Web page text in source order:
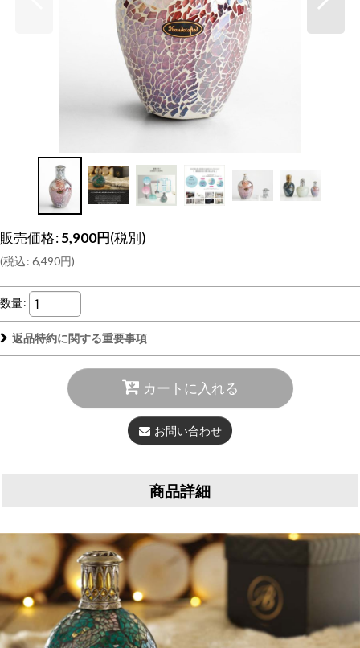
販売価格:5,900円(税別)
(税込: 6,490円)
数量:
返品特約に関する重要事項
カートに入れる
お問い合わせ
商品詳細